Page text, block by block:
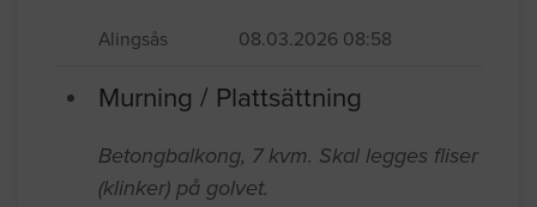
Alingsås 08.03.2026 08:58
Murning / Plattsättning
Betongbalkong, 7 kvm. Skal legges fliser
(klinker) på golvet.